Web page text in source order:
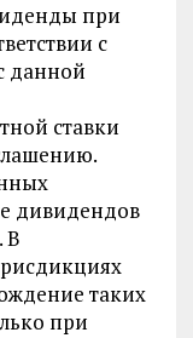
при
с
данной
ставки
дивидендов
В
таких
при